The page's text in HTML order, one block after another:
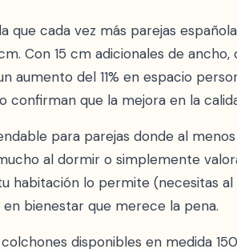
que cada vez más parejas
Con 15 cm adicionales de
aumento del 11% en espacio
confirman que la mejora en la
para parejas donde al
al dormir o simplemente
habitación lo permite (necesitas
bienestar que merece la pena.
disponibles en medida